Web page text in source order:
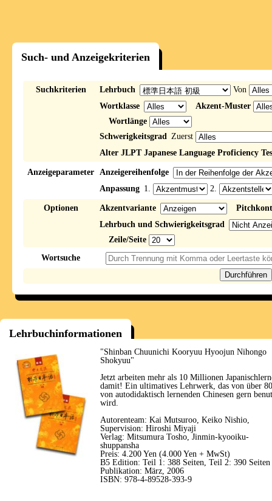
Such- und Anzeigekriterien
Suchkriterien Lehrbuch
Von
Wortklasse
Akzent-Muster
Wortlänge
Schwerigkeitsgrad Zuerst
Alter JLPT Japanese Language Proficiency
Anzeigeparameter Anzeigereihenfolge
Anpassung 1. 2.
Optionen Akzentvariante
Lehrbuch und Schwierigkeitsgrad
Zeile/Seite
Wortsuche
Lehrbuchinformationen
"Shinban Chuunichi Kooryuu Hyoojun Nihongo
Shokyuu"
Jetzt arbeiten mehr als 10 Millionen
damit! Ein ultimatives Lehrwerk, das von über
von autodidaktisch lernenden Chinesen gern
wird.
Autorenteam: Kai Mutsuroo, Keiko Nishio,
Supervision: Hiroshi Miyaji
Verlag: Mitsumura Tosho, Jinmin-kyooiku-
shuppansha
Preis: 4.200 Yen (4.000 Yen + MwSt)
B5 Edition: Teil 1: 388 Seiten, Teil 2: 390 Seiten
Publikation: März, 2006
ISBN: 978-4-89528-393-9